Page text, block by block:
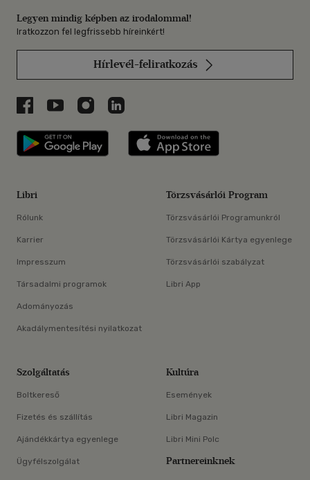
Legyen mindig képben az irodalommal!
Iratkozzon fel legfrissebb híreinkért!
Hírlevél-feliratkozás
Libri a Facebookon
Libri a Youtube-on
Libri az Instagramon
Libri a LinkedInen
Libri applikáció Szerezd meg: Google
Libri
Rólunk
Karrier
Impresszum
Társadalmi programok
Adományozás
Akadálymentesítési nyilatkozat
Törzsvásárlói Program
Törzsvásárlói Programunkról
Törzsvásárlói Kártya egyenlege
Törzsvásárlói szabályzat
Libri App
Szolgáltatás
Boltkereső
Fizetés és szállítás
Ajándékkártya egyenlege
Ügyfélszolgálat
Kultúra
Események
Libri Magazin
Libri Mini Polc
Partnereinknek